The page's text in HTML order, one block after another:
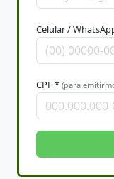
Celular /
CPF * (para